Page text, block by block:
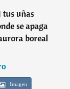
tus uñas
se apaga
boreal
Imagen